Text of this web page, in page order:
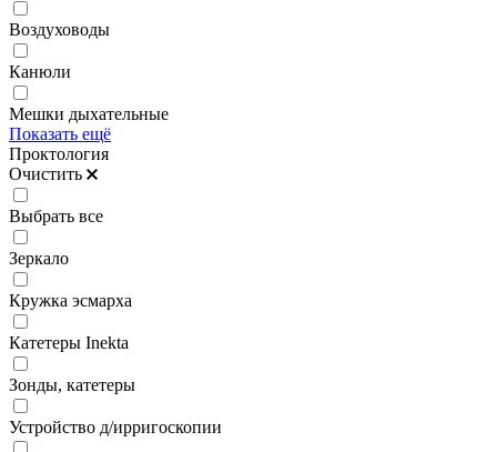
Воздуховоды
Канюли
Мешки дыхательные
Показать ещё
Проктология
Очистить
Выбрать все
Зеркало
Кружка эсмарха
Катетеры Inekta
Зонды, катетеры
Устройство д/ирригоскопии